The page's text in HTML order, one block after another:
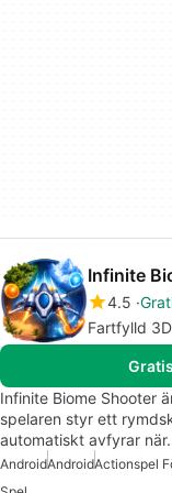
Infinite
4.5
Fartfylld
Infinite Biome Shooter
spelaren styr ett
automatiskt avfyrar
AndroidAndroidActionspel